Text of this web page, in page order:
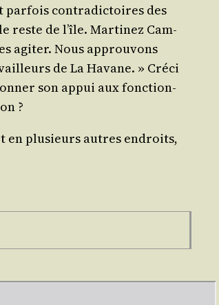
par­fois contra­dic­toires des
reste de l’île. Mar­ti­nez Cam­
agi­ter. Nous approu­vons
de La Havane. » Cré­ci
son appui aux fonc­tion­
?
en plu­sieurs autres endroits,